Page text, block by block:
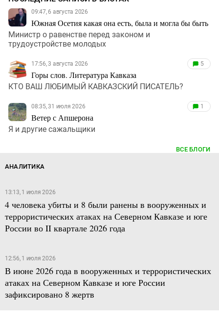
09:47, 6 августа 2026
Южная Осетия какая она есть, была и могла бы быть
Министр о равенстве перед законом и
трудоустройстве молодых
17:56, 3 августа 2026
Горы слов. Литература Кавказа
5
КТО ВАШ ЛЮБИМЫЙ КАВКАЗСКИЙ ПИСАТЕЛЬ?
08:35, 31 июля 2026
Ветер с Апшерона
1
Я и другие сажальщики
ВСЕ БЛОГИ
АНАЛИТИКА
13:13, 1 июля 2026
4 человека убиты и 8 были ранены в вооруженных и
террористических атаках на Северном Кавказе и юге
России во II квартале 2026 года
12:56, 1 июля 2026
В июне 2026 года в вооруженных и террористических
атаках на Северном Кавказе и юге России
зафиксировано 8 жертв